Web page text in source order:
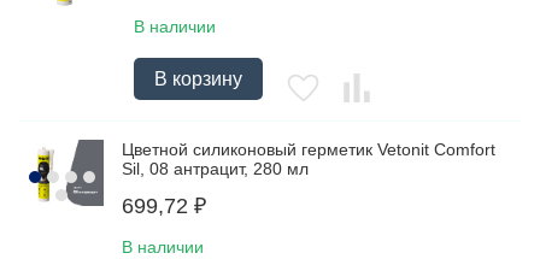
В наличии
В корзину
Цветной силиконовый герметик Vetonit Comfort
Sil, 08 антрацит, 280 мл
699,72 ₽
В наличии